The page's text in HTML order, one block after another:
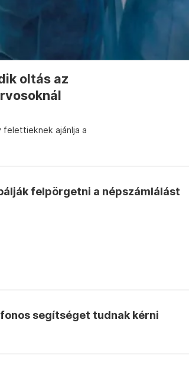
oltás az
ajánlja a
felpörgetni a népszámlálást
segítséget tudnak kérni